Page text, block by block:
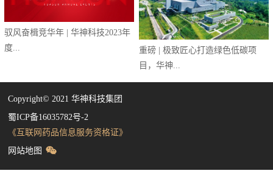
驭风奋楫竞华年 | 华神科技2023年
度...
重磅 | 极致匠心打造绿色低碳项
目，华神...
Copyright©️ 2021 华神科技集团
蜀ICP备16035782号-2
《互联网药品信息服务资格证》
网站地图